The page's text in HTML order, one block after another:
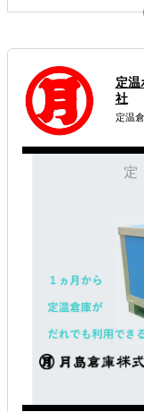
支援だけを選ん
価格を明示した
過剰は提案は行
戦略策定から調
属するジャンル
海外進出総合支援
解決できる課題
どの国に進出するべき
外国人材／グローバ
許認可や規制調査な
定温
社
定温